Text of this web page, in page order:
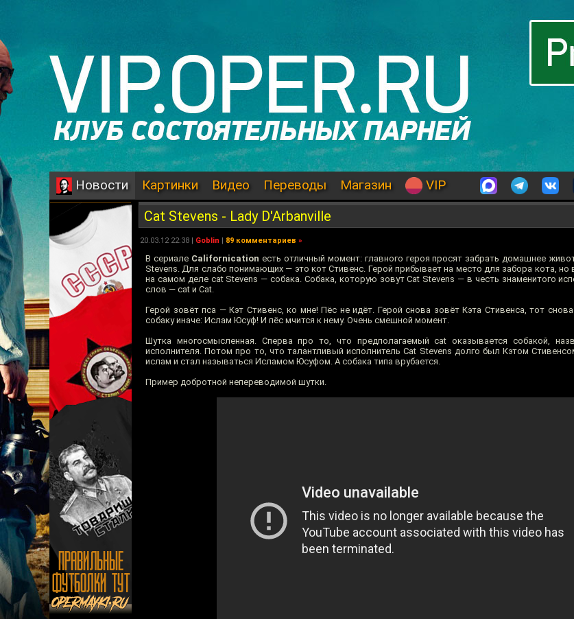
Новости Картинки Видео Переводы Магазин VIP
Cat Stevens - Lady D'Arbanville
20.03.12 22:38 | Goblin | 89 комментариев »
В сериале Californication есть отличный момент: главного героя просят забрать домашнее
Stevens. Для слабо понимающих — это кот Стивенс. Герой прибывает на место для забора кота, но
на самом деле cat Stevens — собака. Собака, которую зовут Сat Stevens — в честь знаменитого
слов — cat и Cat.
Герой зовёт пса — Кэт Стивенс, ко мне! Пёс не идёт. Герой снова зовёт Кэта Стивенса, тот
собаку иначе: Ислам Юсуф! И пёс мчится к нему. Очень смешной момент.
Шутка многосмысленная. Сперва про то, что предполагаемый cat оказывается собакой,
исполнителя. Потом про то, что талантливый исполнитель Сat Stevens долго был Кэтом
ислам и стал называться Исламом Юсуфом. А собака типа врубается.
Пример добротной непереводимой шутки.